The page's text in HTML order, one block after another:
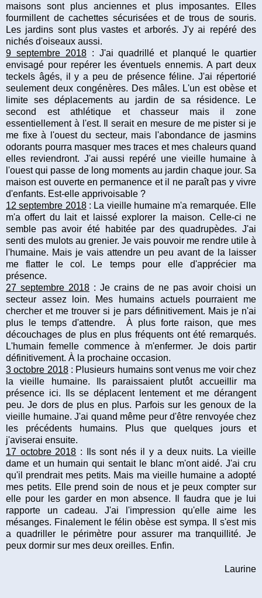
maisons sont plus anciennes et plus imposantes. Elles
fourmillent de cachettes sécurisées et de trous de souris.
Les jardins sont plus vastes et arborés. J'y ai repéré des
nichés d'oiseaux aussi.
9 septembre 2018: J'ai quadrillé et planqué le quartier
envisagé pour repérer les éventuels ennemis. A part deux
teckels âgés, il y a peu de présence féline. J'ai répertorié
seulement deux congénères. Des mâles. L'un est obèse et
limite ses déplacements au jardin de sa résidence. Le
second est athlétique et chasseur mais il zone
essentiellement à l'est. Il serait en mesure de me pister si je
me fixe à l'ouest du secteur, mais l'abondance de jasmins
odorants pourra masquer mes traces et mes chaleurs quand
elles reviendront. J'ai aussi repéré une vieille humaine à
l'ouest qui passe de long moments au jardin chaque jour. Sa
maison est ouverte en permanence et il ne paraît pas y vivre
d'enfants. Est-elle apprivoisable ?
12 septembre 2018: La vieille humaine m'a remarquée. Elle
m'a offert du lait et laissé explorer la maison. Celle-ci ne
semble pas avoir été habitée par des quadrupèdes. J'ai
senti des mulots au grenier. Je vais pouvoir me rendre utile à
l'humaine. Mais je vais attendre un peu avant de la laisser
me flatter le col. Le temps pour elle d'apprécier ma
présence.
27 septembre 2018 : Je crains de ne pas avoir choisi un
secteur assez loin. Mes humains actuels pourraient me
chercher et me trouver si je pars définitivement. Mais je n'ai
plus le temps d'attendre. À plus forte raison, que mes
découchages de plus en plus fréquents ont été remarqués.
L'humain femelle commence à m'enfermer. Je dois partir
définitivement. À la prochaine occasion.
3 octobre 2018: Plusieurs humains sont venus me voir chez
la vieille humaine. Ils paraissaient plutôt accueillir ma
présence ici. Ils se déplacent lentement et me dérangent
peu. Je dors de plus en plus. Parfois sur les genoux de la
vieille humaine. J'ai quand même peur d'être renvoyée chez
les précédents humains. Plus que quelques jours et
j'aviserai ensuite.
17 octobre 2018 : Ils sont nés il y a deux nuits. La vieille
dame et un humain qui sentait le blanc m'ont aidé. J'ai cru
qu'il prendrait mes petits. Mais ma vieille humaine a adopté
mes petits. Elle prend soin de nous et je peux compter sur
elle pour les garder en mon absence. Il faudra que je lui
rapporte un cadeau. J'ai l'impression qu'elle aime les
mésanges. Finalement le félin obèse est sympa. Il s'est mis
a quadriller le périmètre pour assurer ma tranquillité. Je
peux dormir sur mes deux oreilles. Enfin.
Laurine